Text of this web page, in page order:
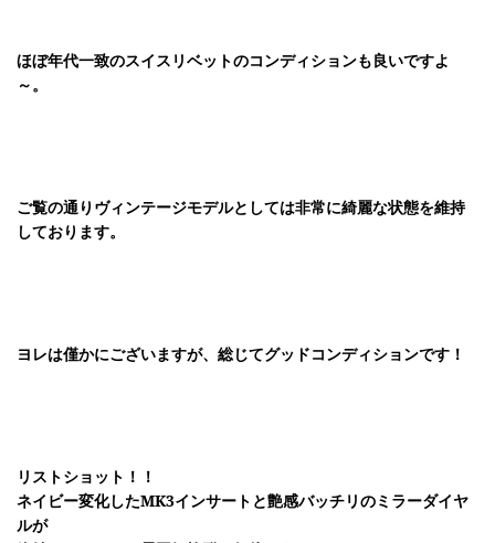
ほぼ年代一致のスイスリベットのコンディションも良いですよ
～。
ご覧の通りヴィンテージモデルとしては非常に綺麗な状態を維持
しております。
ヨレは僅かにございますが、総じてグッドコンディションです！
リストショット！！
ネイビー変化したMK3インサートと艶感バッチリのミラーダイヤ
ルが